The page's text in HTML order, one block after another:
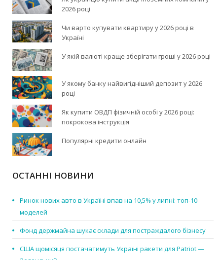
2026 році
Чи варто купувати квартиру у 2026 році в
Україні
У якій валюті краще зберігати гроші у 2026 році
У якому банку найвигідніший депозит у 2026
році
Як купити ОВДП фізичній особі у 2026 році:
покрокова інструкція
Популярні кредити онлайн
ОСТАННІ НОВИНИ
Ринок нових авто в Україні впав на 10,5% у липні: топ-10
моделей
Фонд держмайна шукає склади для постраждалого бізнесу
США щомісяця постачатимуть Україні ракети для Patriot —